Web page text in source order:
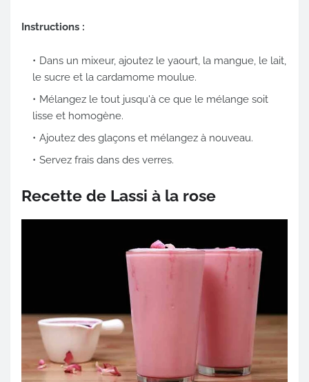
Instructions :
Dans un mixeur, ajoutez le yaourt, la mangue, le lait,
le sucre et la cardamome moulue.
Mélangez le tout jusqu'à ce que le mélange soit
lisse et homogène.
Ajoutez des glaçons et mélangez à nouveau.
Servez frais dans des verres.
Recette de Lassi à la rose